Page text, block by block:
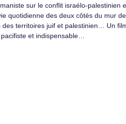
sur le conflit israélo-palestinien
quotidienne des deux côtés du mur de
des territoires juif et palestinien… Un
et indispensable…